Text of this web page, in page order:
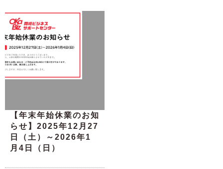
【年末年始休業のお知
らせ】2025年12月27
日（土）～2026年1
月4日（日）